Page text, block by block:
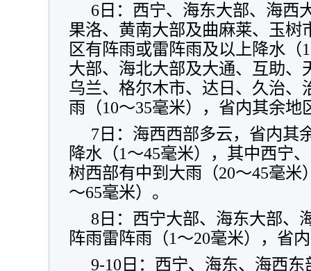
6日：西宁、海东大部、海西
果洛、黄南大部及曲麻莱、玉树
区有阵雨或雷阵雨及以上降水（
大部、海北大部及大通、互助、
乌兰、格尔木市、达日、久治、
雨（10～35毫米），省内其余地
7日：海西西部多云，省内其
降水（1～45毫米），其中西宁
树西部有中到大雨（20～45毫米
～65毫米）。
8日：西宁大部、海东大部、
阵雨雷阵雨（1～20毫米），省
9-10日：西宁、海东、海西